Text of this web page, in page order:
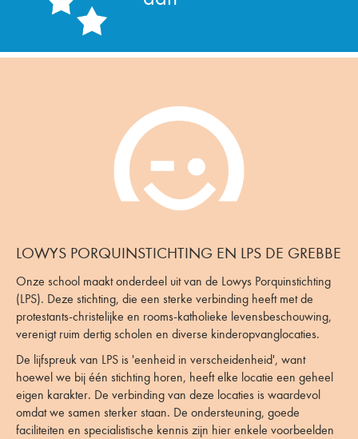
LOWYS PORQUINSTICHTING EN LPS DE GREBBE
Onze school maakt onderdeel uit van de Lowys Porquinstichting
(LPS). Deze stichting, die een sterke verbinding heeft met de
protestants-christelijke en rooms-katholieke levensbeschouwing,
verenigt ruim dertig scholen en diverse kinderopvanglocaties.
De lijfspreuk van LPS is 'eenheid in verscheidenheid', want
hoewel we bij één stichting horen, heeft elke locatie een geheel
eigen karakter. De verbinding van deze locaties is waardevol
omdat we samen sterker staan. De ondersteuning, goede
faciliteiten en specialistische kennis zijn hier enkele voorbeelden